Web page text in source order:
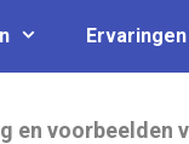
Ervaringen
en voorbeelden